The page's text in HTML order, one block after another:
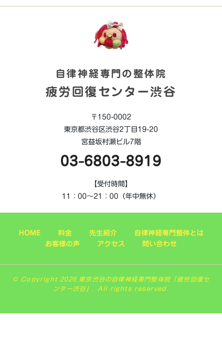
自律神経専門の整体院
疲労回復センター渋谷
〒150-0002
東京都渋谷区渋谷2丁目19-20
宮益坂村瀬ビル7階
03-6803-8919
【受付時間】
11：00～21：00（年中無休）
HOME 料金 先生紹介
自律神経専門整体とは
お客様の声
アクセス 問い合わせ
© Copyright 2026 東京渋谷の自律神経専門整体院「疲労回復セ
ンター渋谷」. All rights reserved.